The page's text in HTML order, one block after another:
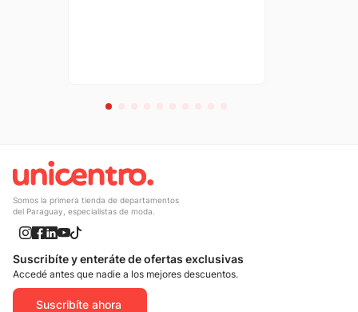
Somos la primera tienda de departamentos
del Paraguay, especialistas de moda.
Suscribíte y enteráte de ofertas exclusivas
Accedé antes que nadie a los mejores descuentos.
Suscribíte ahora